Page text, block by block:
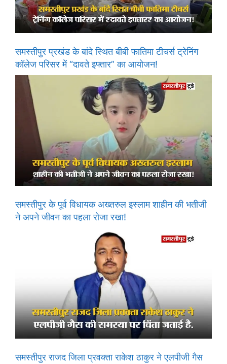
समस्तीपुर प्रखंड के बांदे स्थित बीबी फातिमा टीचर्स ट्रेनिंग
कॉलेज परिसर में “दावते इफ्तार” का आयोजन!
समस्तीपुर के पूर्व विधायक अख्तरुल इस्लाम शाहीन की भतीजी
ने अपने जीवन का पहला रोजा रखा!
समस्तीपुर राजद जिला प्रवक्ता राकेश ठाकुर ने एलपीजी गैस